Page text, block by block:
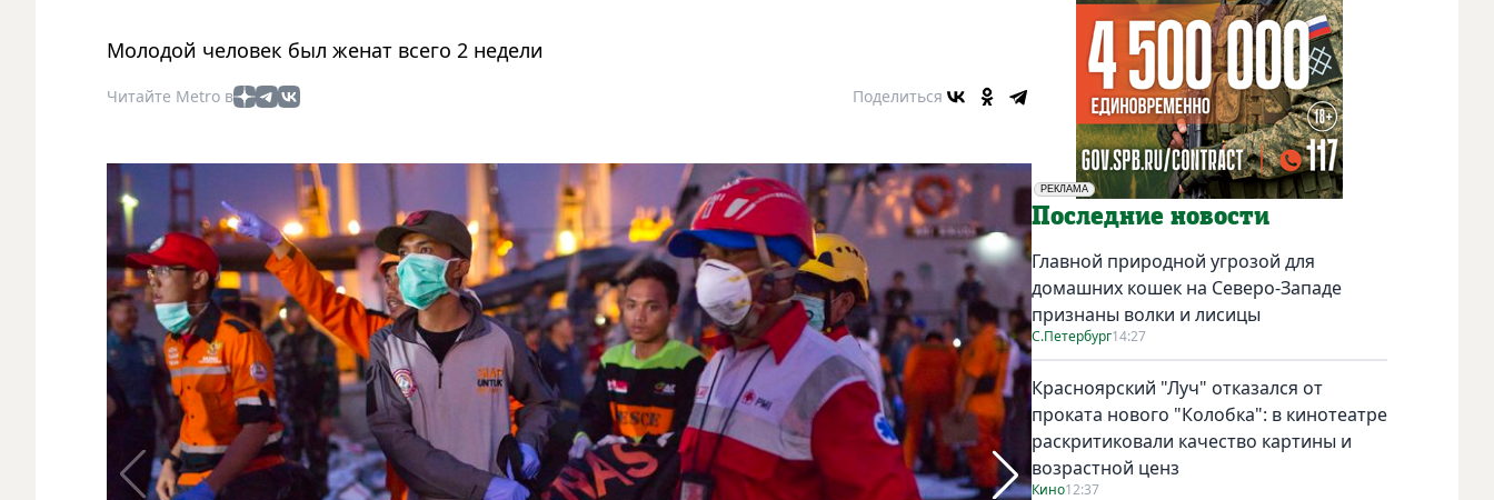
Молодой человек был женат всего 2 недели
Читайте Metro в Поделиться
РЕКЛАМА
Социальная реклама
Последние новости
Главной природной угрозой для
домашних кошек на Северо-Западе
признаны волки и лисицы
С.Петербург14:27
Красноярский "Луч" отказался от
проката нового "Колобка": в кинотеатре
раскритиковали качество картины и
возрастной ценз
Кино12:37